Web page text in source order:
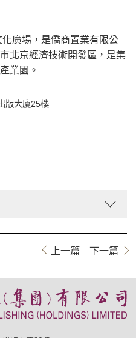
廣場，是僑商置業有限公
北京經濟技術開發區，是集
業園。
版大廈25樓
上一篇 下一篇